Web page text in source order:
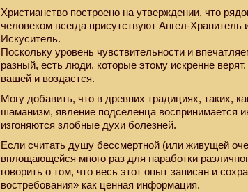
Христианство построено на утверждении, что
человеком всегда присутствуют Ангел-Хранитель
Искуситель.
Поскольку уровень чувствительности и
разный, есть люди, которые этому искренне
вашей и воздастся.
Могу добавить, что в древних традициях, таких,
шаманизм, явление подселенца воспринимается
изгоняются злобные духи болезней.
Если считать душу бессмертной (или живущей
вплощающейся много раз для наработки
говорить о том, что весь этот опыт записан и
востребования» как ценная информация.